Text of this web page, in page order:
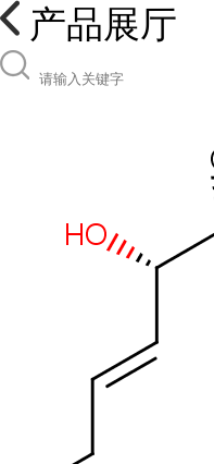
产品展厅